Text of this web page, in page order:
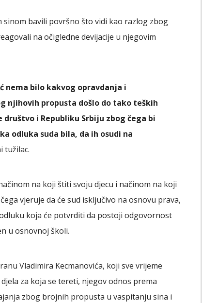
sinom bavili površno što vidi kao razlog zbog
na očigledne devijacije u njegovim
nema bilo kakvog opravdanja i
njihovih propusta došlo do tako teških
i Republiku Srbiju zbog čega bi
odluka suda bila, da ih osudi na
tužilac.
na koji štiti svoju djecu i načinom na koji
vjeruje da će sud isključivo na osnovu prava,
koja će potvrditi da postoji odgovornost
u osnovnoj školi.
Vladimira Kecmanovića, koji sve vrijeme
za koja se tereti, njegov odnos prema
zbog brojnih propusta u vaspitanju sina i